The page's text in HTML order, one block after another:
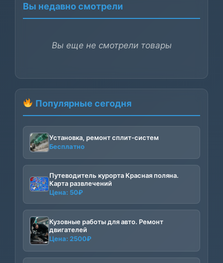
Вы недавно смотрели
Вы еще не смотрели товары
Популярные сегодня
Установка, ремонт сплит-систем
Бесплатно
Путеводитель курорта Красная поляна.
Карта развлечений
Цена: 50₽
Кузовные работы для авто. Ремонт
двигателей
Цена: 2500₽